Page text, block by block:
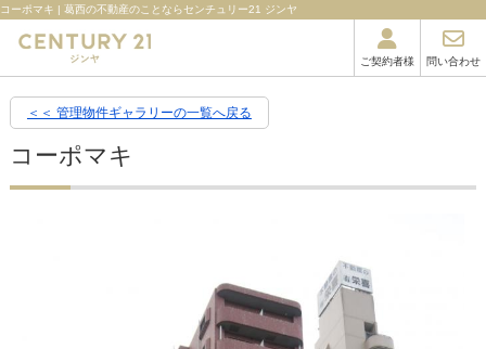
コーポマキ | 葛西の不動産のことならセンチュリー21 ジンヤ
ご契約者様 問い合わせ
＜＜ 管理物件ギャラリーの一覧へ戻る
コーポマキ